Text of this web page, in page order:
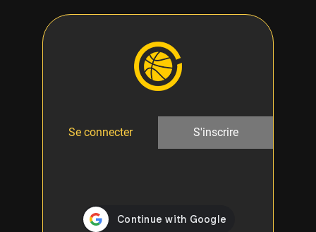
Se connecter S'inscrire